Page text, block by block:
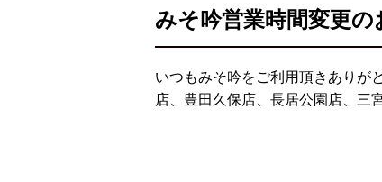
みそ吟営業時間変更の
いつもみそ吟をご利用頂きありが
店、豊田久保店、長居公園店、三